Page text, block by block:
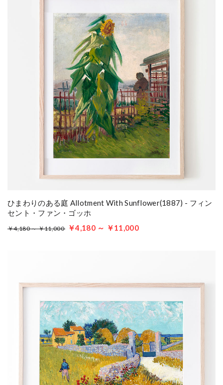
ひまわりのある庭 Allotment With Sunflower(1887) - フィン
セント・ファン・ゴッホ
￥4,180 ～ ￥11,000 ￥4,180 ～ ￥11,000